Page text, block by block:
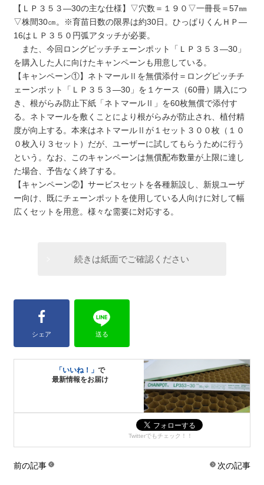
【ＬＰ３５３―30の主な仕様】▽穴数＝１９０▽一冊長＝57㎜
▽株間30㎝。※育苗日数の限界は約30日。ひっぱりくんＨＰ―
16はＬＰ３５０円弧アタッチが必要。
また、今回ロングピッチチェーンポット「ＬＰ３５３―30」
を購入した人に向けたキャンペーンも用意している。
【キャンペーン①】ネトマールⅡを無償添付＝ロングピッチチ
ェーンポット「ＬＰ３５３―30」を１ケース（60冊）購入につ
き、根がらみ防止下紙「ネトマールⅡ」を60枚無償で添付す
る。ネトマールを敷くことにより根がらみが防止され、植付精
度が向上する。本来はネトマールⅡが１セット３００枚（１０
０枚入り３セット）だが、ユーザーに試してもらうために行う
という。なお、このキャンペーンは無償配布数量が上限に達し
た場合、予告なく終了する。
【キャンペーン②】サービスセットを各種新設し、新規ユーザ
ー向け、既にチェーンポットを使用している人向けに対して幅
広くセットを用意。様々な需要に対応する。
続きは紙面でご確認ください
シェア 送る
「いいね！」で
最新情報をお届け
Twitterでもチェック！！
前の記事 次の記事